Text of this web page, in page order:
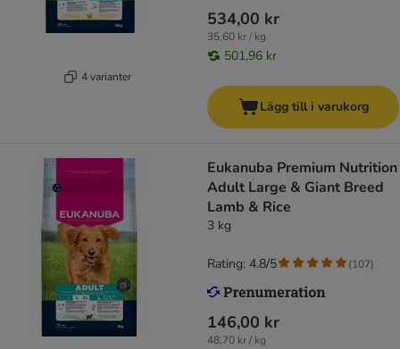
4 varianter
534,00 kr
35,60 kr / kg
501,96 kr
Lägg till i varukorg
Eukanuba Premium Nutrition
Adult Large & Giant Breed
Lamb & Rice
3 kg
146,00 kr
48,70 kr / kg
Rating: 4.8/5 (107)